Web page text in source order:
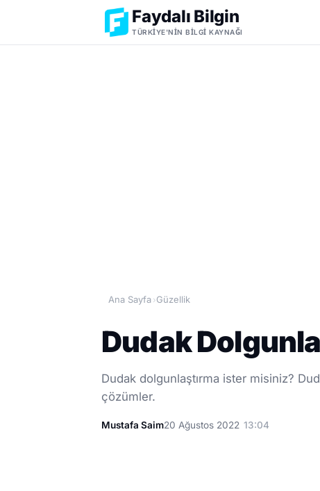
Faydalı Bilgin
TÜRKIYE'NIN BILGI KAYNAĞI
Ana Sayfa ›Güzellik
Dudak
Dudak dolgunlaştırma ister misiniz?
çözümler.
Mustafa Saim20 Ağustos 2022 13:04